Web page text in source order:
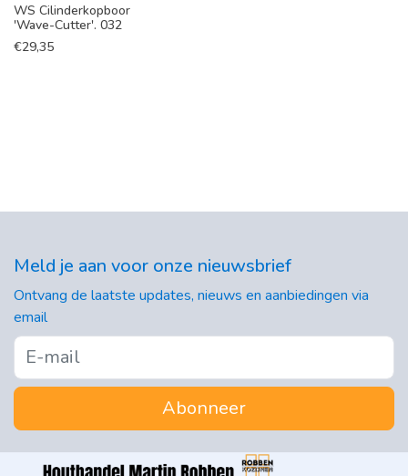
WS Cilinderkopboor
'Wave-Cutter'. 032
€29,35
Meld je aan voor onze nieuwsbrief
Ontvang de laatste updates, nieuws en aanbiedingen via
email
Abonneer